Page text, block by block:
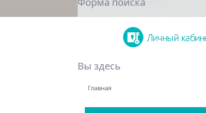
Вы здесь
Главная